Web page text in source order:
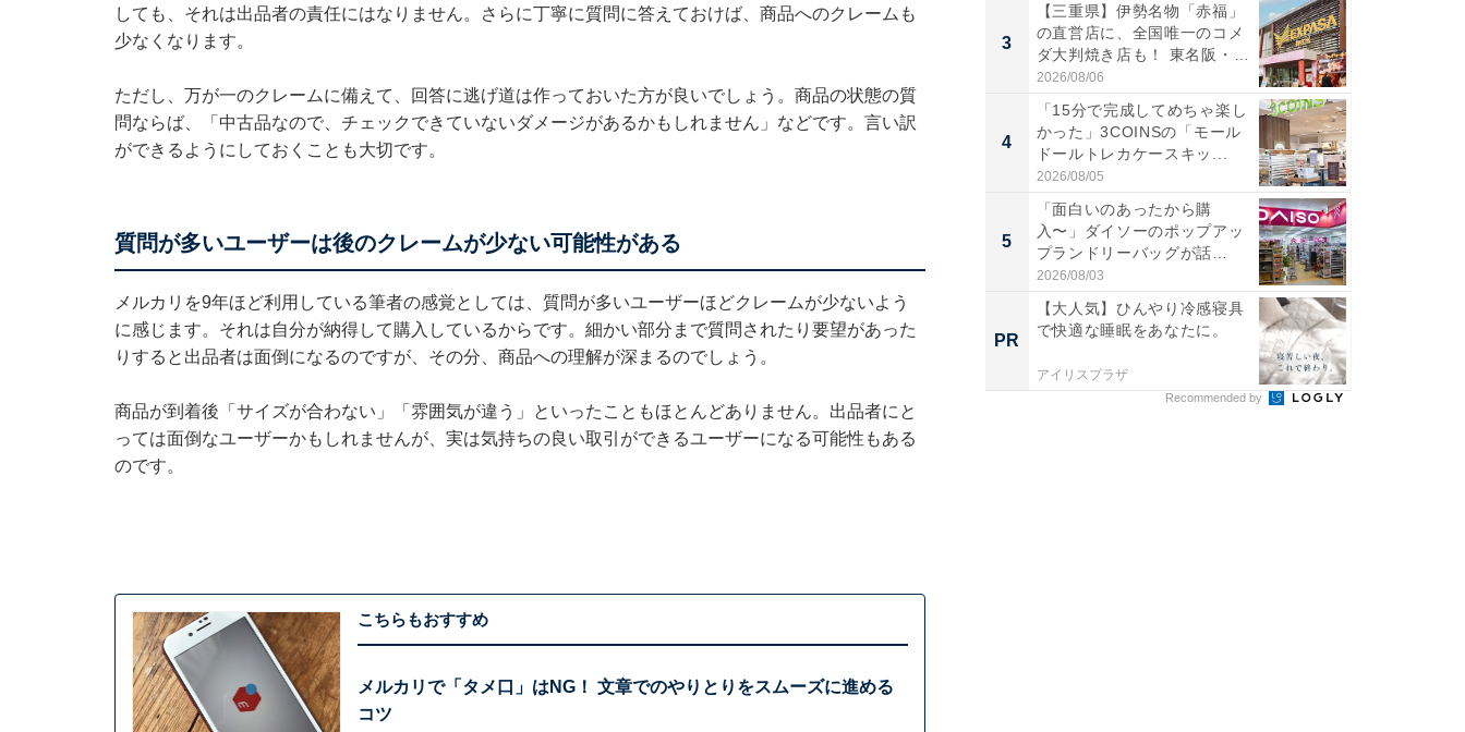
しても、それは出品者の責任にはなりません。さらに丁寧に質問に答えておけば、商品へのクレームも
少なくなります。
ただし、万が一のクレームに備えて、回答に逃げ道は作っておいた方が良いでしょう。商品の状態の質
問ならば、「中古品なので、チェックできていないダメージがあるかもしれません」などです。言い訳
ができるようにしておくことも大切です。
質問が多いユーザーは後のクレームが少ない可能性がある
メルカリを9年ほど利用している筆者の感覚としては、質問が多いユーザーほどクレームが少ないよう
に感じます。それは自分が納得して購入しているからです。細かい部分まで質問されたり要望があった
りすると出品者は面倒になるのですが、その分、商品への理解が深まるのでしょう。
商品が到着後「サイズが合わない」「雰囲気が違う」といったこともほとんどありません。出品者にと
っては面倒なユーザーかもしれませんが、実は気持ちの良い取引ができるユーザーになる可能性もある
のです。
こちらもおすすめ
メルカリで「タメ口」はNG！ 文章でのやりとりをスムーズに進める
コツ
3
【三重県】伊勢名物「赤福」
の直営店に、全国唯一のコメ
ダ大判焼き店も！ 東名阪・
伊...
2026/08/06
4
「15分で完成してめちゃ楽し
かった」3COINSの「モール
ドールトレカケースキッ...
2026/08/05
5
「面白いのあったから購
入〜」ダイソーのポップアッ
プランドリーバッグが話
題。“さま...
2026/08/03
PR
【大人気】ひんやり冷感寝具
で快適な睡眠をあなたに。
アイリスプラザ
Recommended by